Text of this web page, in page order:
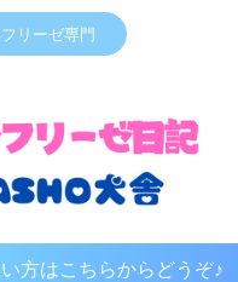
フリーゼ専門
方はこちらからどうぞ♪